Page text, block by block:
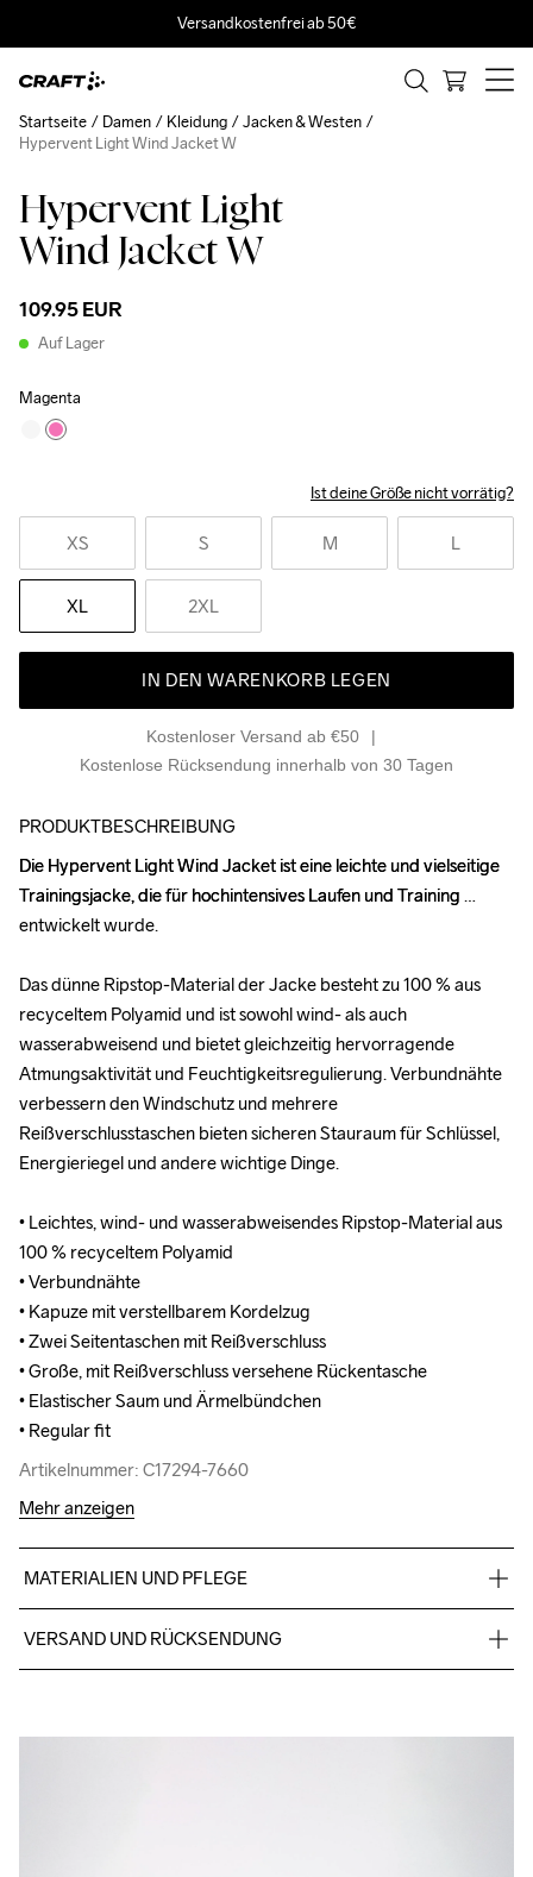
Versandkostenfrei ab 50€
Hypervent Light
Wind Jacket W
109.95 EUR
Auf Lager
Magenta
Ist deine Größe nicht vorrätig?
XS S M L
XL 2XL
IN DEN WARENKORB LEGEN
Kostenloser Versand ab €50
Kostenlose Rücksendung innerhalb von 30 Tagen
Startseite Damen Kleidung
Jacken & Westen
Hypervent Light Wind Jacket W
New
PRODUKTBESCHREIBUNG
Die Hypervent Light Wind Jacket ist eine leichte und vielseitige
Trainingsjacke, die für hochintensives Laufen und Training
entwickelt wurde.
Das dünne Ripstop-Material der Jacke besteht zu 100 % aus
recyceltem Polyamid und ist sowohl wind- als auch
wasserabweisend und bietet gleichzeitig hervorragende
Atmungsaktivität und Feuchtigkeitsregulierung. Verbundnähte
verbessern den Windschutz und mehrere
Reißverschlusstaschen bieten sicheren Stauraum für Schlüssel,
Energieriegel und andere wichtige Dinge.
• Leichtes, wind- und wasserabweisendes Ripstop-Material aus
100 % recyceltem Polyamid
• Verbundnähte
• Kapuze mit verstellbarem Kordelzug
• Zwei Seitentaschen mit Reißverschluss
• Große, mit Reißverschluss versehene Rückentasche
• Elastischer Saum und Ärmelbündchen
• Regular fit
Artikelnummer: C17294-7660
Die Hypervent Light Wind Jacket ist eine leichte und vielseitige
Trainingsjacke, die für hochintensives Laufen und Training
entwickelt wurde.
Das dünne Ripstop-Material der Jacke besteht zu 100 % aus
recyceltem Polyamid und ist sowohl wind- als auch
wasserabweisend und bietet gleichzeitig hervorragende
Atmungsaktivität und Feuchtigkeitsregulierung. Verbundnähte
verbessern den Windschutz und mehrere
Reißverschlusstaschen bieten sicheren Stauraum für Schlüssel,
Energieriegel und andere wichtige Dinge.
• Leichtes, wind- und wasserabweisendes Ripstop-Material aus
100 % recyceltem Polyamid
• Verbundnähte
• Kapuze mit verstellbarem Kordelzug
• Zwei Seitentaschen mit Reißverschluss
• Große, mit Reißverschluss versehene Rückentasche
• Elastischer Saum und Ärmelbündchen
• Regular fit
Artikelnummer: C17294-7660
Mehr anzeigen
MATERIALIEN UND PFLEGE
100% Polyamide recyclé
VERSAND UND RÜCKSENDUNG
Wir arbeiten mit DHL zusammen, die tagsüber liefern.